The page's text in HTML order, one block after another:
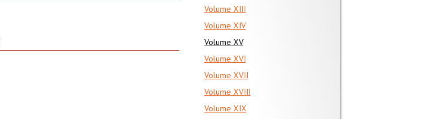
Volume XIII
Volume XIV
Volume XV
Volume XVI
Volume XVII
Volume XVIII
Volume XIX